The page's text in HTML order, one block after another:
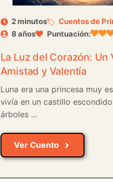
2 minutos Cuentos de
8 años
Puntuación:
La Luz del Corazón: Un
Amistad y Valentía
Luna era una princesa muy
vivía en un castillo
árboles ...
Ver Cuento